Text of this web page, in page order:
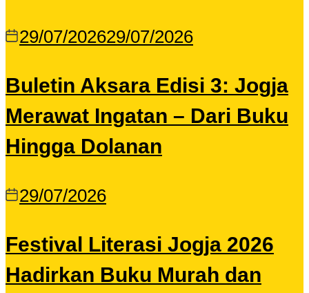
29/07/202629/07/2026
Buletin Aksara Edisi 3: Jogja
Merawat Ingatan – Dari Buku
Hingga Dolanan
29/07/2026
Festival Literasi Jogja 2026
Hadirkan Buku Murah dan